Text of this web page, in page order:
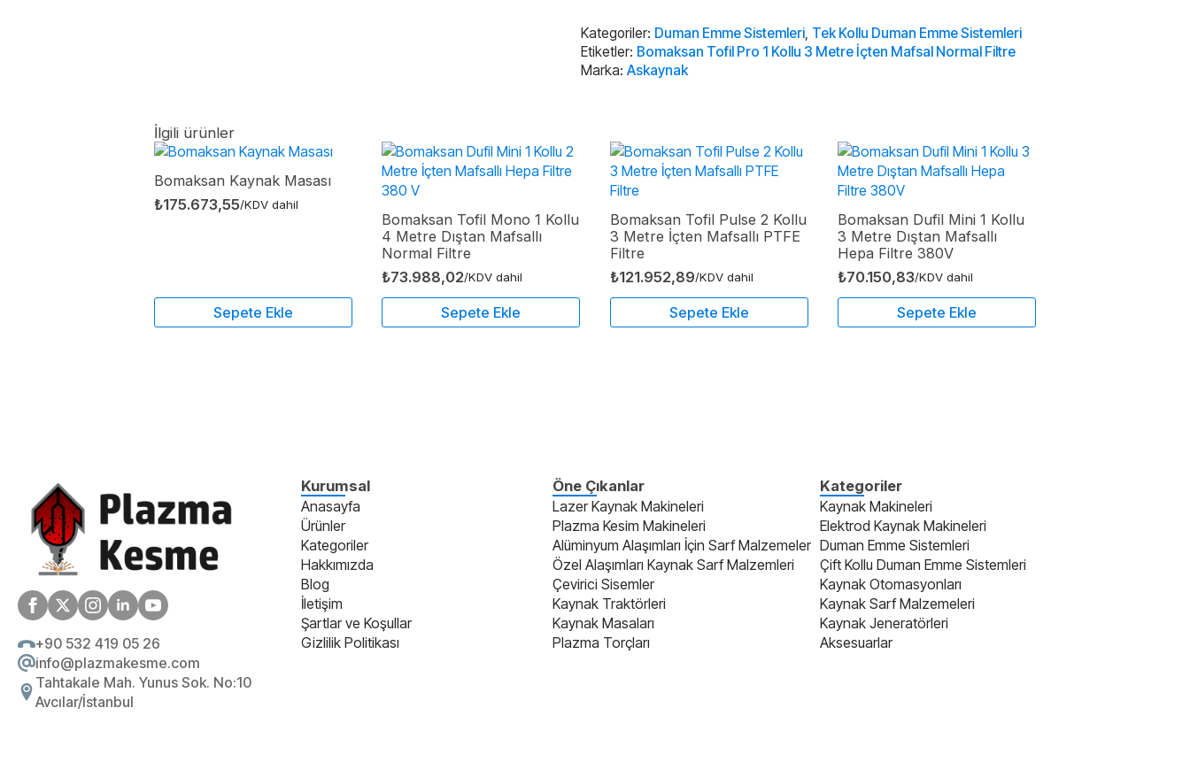
3
Metre
İçten
Mafsal
Kategoriler: Duman Emme Sistemleri, Tek Kollu Duman Emme Sistemleri
Etiketler: Bomaksan Tofil Pro 1 Kollu 3 Metre İçten Mafsal Normal Filtre
Marka: Askaynak
İlgili ürünler
Bomaksan Kaynak Masası
₺175.673,55/KDV dahil
Sepete Ekle
Bomaksan Tofil Mono 1 Kollu
4 Metre Dıştan Mafsallı
Normal Filtre
₺73.988,02/KDV dahil
Sepete Ekle
Bomaksan Tofil Pulse 2 Kollu
3 Metre İçten Mafsallı PTFE
Filtre
₺121.952,89/KDV dahil
Sepete Ekle
Bomaksan Dufil Mini 1 Kollu
3 Metre Dıştan Mafsallı
Hepa Filtre 380V
₺70.150,83/KDV dahil
Sepete Ekle
+90 532 419 05 26
info@plazmakesme.com
Tahtakale Mah. Yunus Sok. No:10
Avcılar/İstanbul
Kurumsal
Anasayfa
Ürünler
Kategoriler
Hakkımızda
Blog
İletişim
Şartlar ve Koşullar
Gizlilik Politikası
Öne Çıkanlar
Lazer Kaynak Makineleri
Plazma Kesim Makineleri
Alüminyum Alaşımları İçin Sarf Malzemeler
Özel Alaşımları Kaynak Sarf Malzemleri
Çevirici Sisemler
Kaynak Traktörleri
Kaynak Masaları
Plazma Torçları
Kategoriler
Kaynak Makineleri
Elektrod Kaynak Makineleri
Duman Emme Sistemleri
Çift Kollu Duman Emme Sistemleri
Kaynak Otomasyonları
Kaynak Sarf Malzemeleri
Kaynak Jeneratörleri
Aksesuarlar